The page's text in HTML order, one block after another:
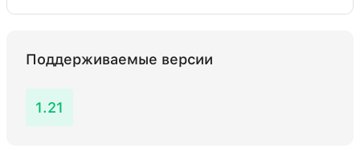
Поддерживаемые версии
1.21